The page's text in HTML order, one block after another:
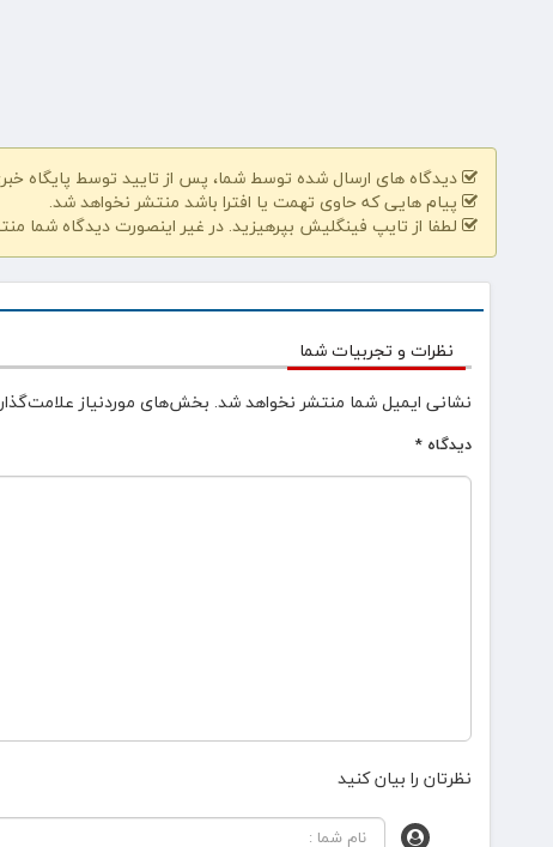
دیدگاه های ارسال شده توسط شما، پس از تایید توسط پایگاه
پیام هایی که حاوی تهمت یا افترا باشد منتشر نخواهد شد.
لطفا از تایپ فینگلیش بپرهیزید. در غیر اینصورت دیدگاه شما
نظرات و تجربیات شما
نشانی ایمیل شما منتشر نخواهد شد. بخش‌های موردنیاز
دیدگاه *
نظرتان را بیان کنید